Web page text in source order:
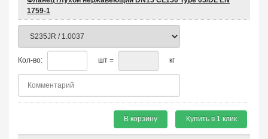
1759-1
Кол-во: шт = кг
В корзину Купить в 1 клик